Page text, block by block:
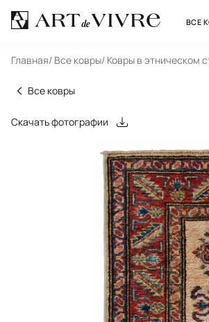
ВСЕ
Главная/ Все ковры/ Ковры в этническом
Все ковры
Скачать фотографии